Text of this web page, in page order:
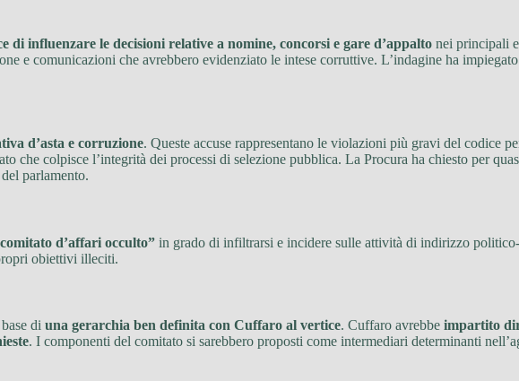
di influenzare le decisioni relative a nomine, concorsi e gare d’appalto nei principali
e comunicazioni che avrebbero evidenziato le intese corruttive. L’indagine ha
d’asta e corruzione. Queste accuse rappresentano le violazioni più gravi del codice
che colpisce l’integrità dei processi di selezione pubblica. La Procura ha chiesto per
parlamento.
d’affari occulto” in grado di infiltrarsi e incidere sulle attività di indirizzo
obiettivi illeciti.
di una gerarchia ben definita con Cuffaro al vertice. Cuffaro avrebbe impartito
. I componenti del comitato si sarebbero proposti come intermediari determinanti